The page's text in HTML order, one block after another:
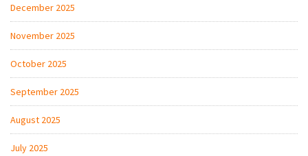
December 2025
November 2025
October 2025
September 2025
August 2025
July 2025